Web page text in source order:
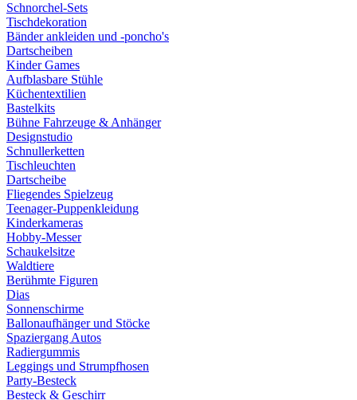
Schnorchel-Sets
Tischdekoration
Bänder ankleiden und -poncho's
Dartscheiben
Kinder Games
Aufblasbare Stühle
Küchentextilien
Bastelkits
Bühne Fahrzeuge & Anhänger
Designstudio
Schnullerketten
Tischleuchten
Dartscheibe
Fliegendes Spielzeug
Teenager-Puppenkleidung
Kinderkameras
Hobby-Messer
Schaukelsitze
Waldtiere
Berühmte Figuren
Dias
Sonnenschirme
Ballonaufhänger und Stöcke
Spaziergang Autos
Radiergummis
Leggings und Strumpfhosen
Party-Besteck
Besteck & Geschirr